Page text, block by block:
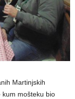
Martinjskih
kum mošteku bio